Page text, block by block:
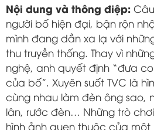
Nội dung và thông điệp:
người bố hiện đại, bận rộn
mình đang dần xa lạ với
thu truyền thống. Thay vì
nghệ, anh quyết định “đưa
của bố”. Xuyên suốt TVC là
cùng nhau làm đèn ông sao,
lân, rước đèn… Những trò
hình ảnh quen thuộc của một